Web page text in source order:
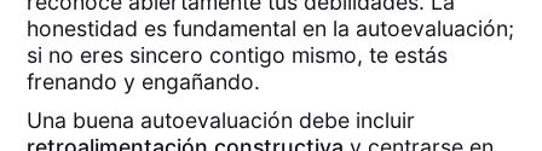
honestidad es fundamental en la autoevaluación;
si no eres sincero contigo mismo, te estás
frenando y engañando.
Una buena autoevaluación debe incluir